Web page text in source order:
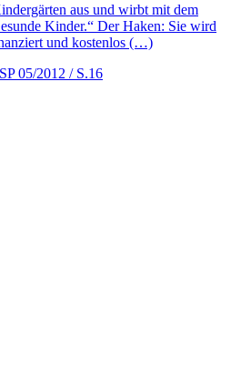
aus und wirbt mit dem
Kinder.“ Der Haken: Sie wird
und kostenlos (…)
05/2012 / S.16